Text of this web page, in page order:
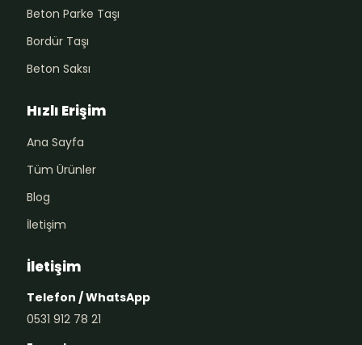
Beton Parke Taşı
Bordür Taşı
Beton Saksı
Hızlı Erişim
Ana Sayfa
Tüm Ürünler
Blog
İletişim
İletişim
Telefon / WhatsApp
0531 912 78 21